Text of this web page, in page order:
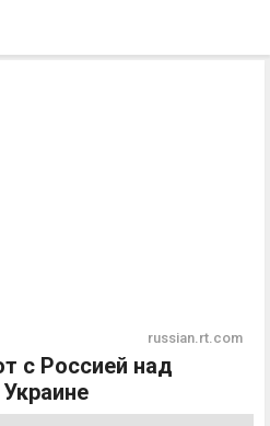
russian.rt.com
с Россией над